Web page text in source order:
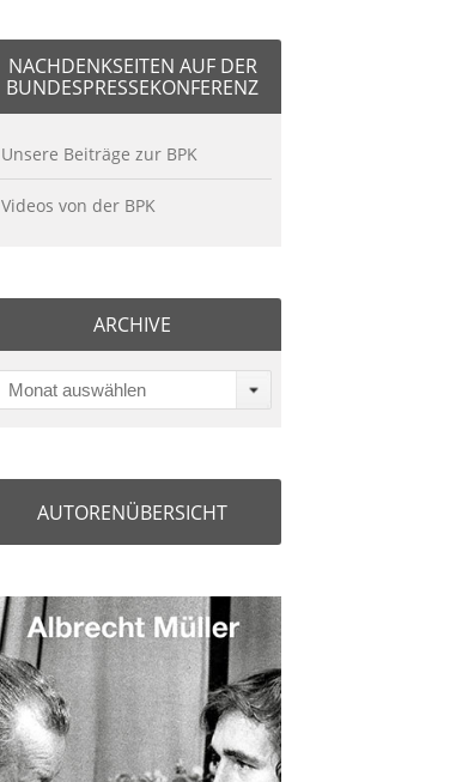
NACHDENKSEITEN AUF DER
BUNDESPRESSEKONFERENZ
Unsere Beiträge zur BPK
Videos von der BPK
ARCHIVE
Monat auswählen
AUTORENÜBERSICHT